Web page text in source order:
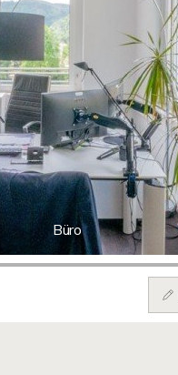
Büro